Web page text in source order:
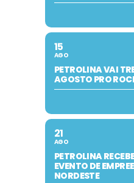
15
AGO
PETROLINA VAI
AGOSTO PRO
21
AGO
PETROLINA
EVENTO DE
NORDESTE